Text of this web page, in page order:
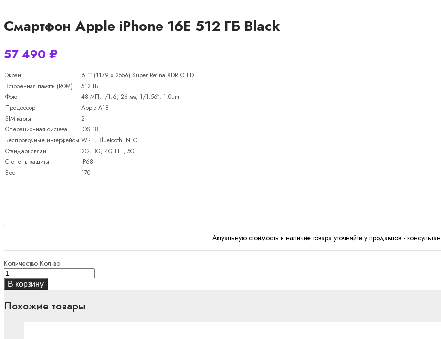
Смартфон Apple iPhone 16E 512 ГБ Black
57 490 ₽
Экран
6.1″ (1179 x 2556),Super Retina XDR OLED
Встроенная память (ROM)
512 ГБ
Фото
48 МП, f/1.6, 26 мм, 1/1.56″, 1.0µm
Процессор
Apple A18
SIM-карты
2
Операционная система
iOS 18
Беспроводные интерфейсы Wi-Fi, Bluetooth, NFC
Стандарт связи
2G, 3G, 4G LTE, 5G
Степень защиты
IP68
Вес
170 г
Актуальную стоимость и наличие товара уточняйте у продавцов -
Количество Кол-во
В корзину
Похожие товары